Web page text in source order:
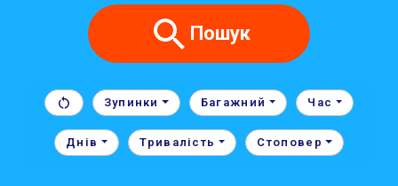
Пошук
Зупинки Багажний Час
Днів Тривалість Стоповер